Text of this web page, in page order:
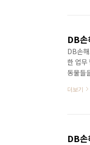
다. 세
DB
DB손
한 업무
동물들
대중화
자가 모
더보기
DB